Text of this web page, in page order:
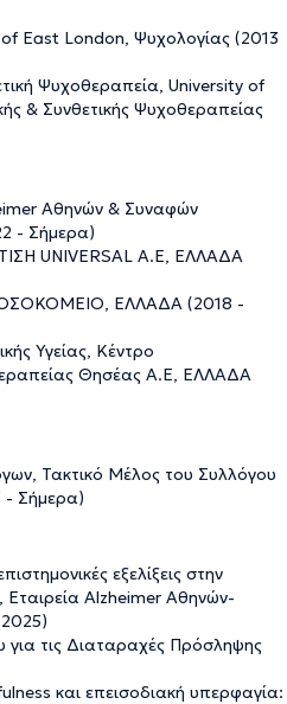
East London, Ψυχολογίας (2013
Ψυχοθεραπεία, University of
& Συνθετικής Ψυχοθεραπείας
Αθηνών & Συναφών
- Σήμερα)
UNIVERSAL A.E, ΕΛΛΑΔΑ
ΕΛΛΑΔΑ (2018 -
Υγείας, Κέντρο
Θησέας Α.Ε, ΕΛΛΑΔΑ
Τακτικό Μέλος του Συλλόγου
- Σήμερα)
εξελίξεις στην
Alzheimer Αθηνών-
για τις Διαταραχές Πρόσληψης
και επεισοδιακή υπερφαγία: